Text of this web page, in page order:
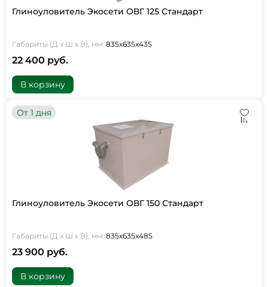
Глиноуловитель Экосети ОВГ 125 Стандарт
Габариты (Д х Ш х В), мм: 835х635х435
22 400 руб.
В корзину
От 1 дня
Глиноуловитель Экосети ОВГ 150 Стандарт
Габариты (Д х Ш х В), мм: 835х635х485
23 900 руб.
В корзину